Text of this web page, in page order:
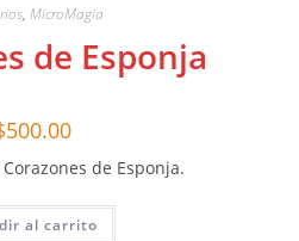
, MicroMagia
de Esponja
500.00
de Esponja.
al carrito